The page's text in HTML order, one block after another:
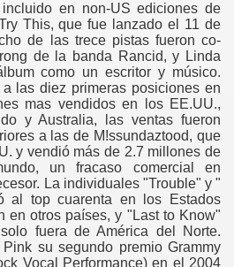
en non-US ediciones de
This, que fue lanzado el 11 de
de las trece pistas fueron co-
de la banda Rancid, y Linda
como un escritor y músico.
las diez primeras posiciones en
mas vendidos en los EE.UU.,
y Australia, las ventas fueron
a las de M!ssundaztood, que
y vendió más de 2.7 millones de
un fracaso comercial en
La individuales "Trouble" y "
top cuarenta en los Estados
en otros países, y "Last to Know"
fuera de América del Norte.
su segundo premio Grammy
Vocal Performance) en el 2004